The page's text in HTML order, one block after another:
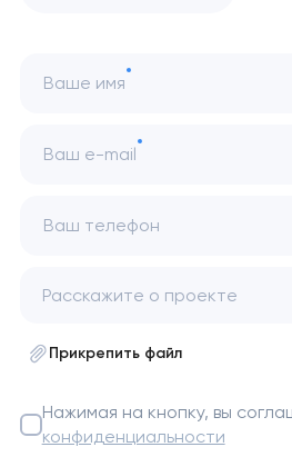
Ваше имя
Ваш e-mail
Ваш телефон
Прикрепить файл
Нажимая на кнопку, вы
конфиденциальности